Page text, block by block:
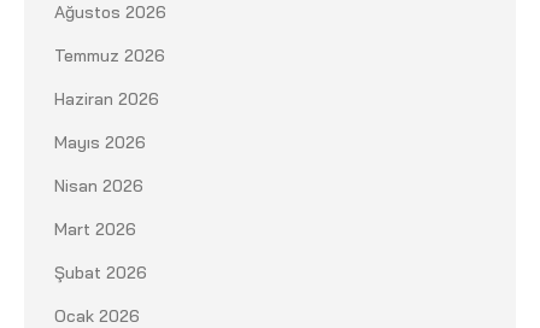
Ağustos 2026
Temmuz 2026
Haziran 2026
Mayıs 2026
Nisan 2026
Mart 2026
Şubat 2026
Ocak 2026